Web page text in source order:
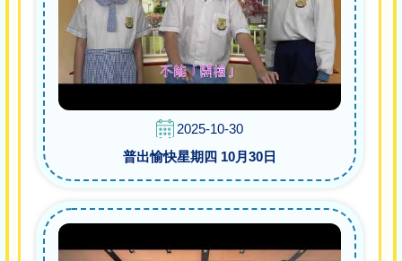
2025-10-30
普出愉快星期四 10月30日